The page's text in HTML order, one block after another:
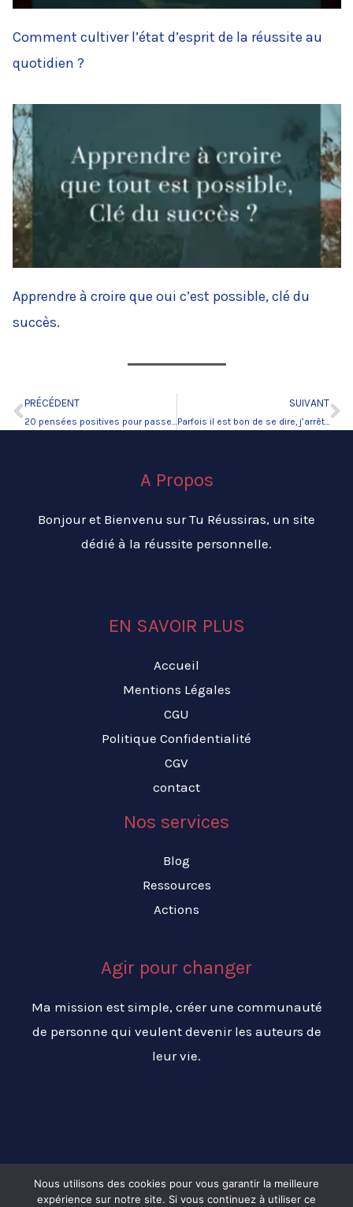
Comment cultiver l’état d’esprit de la réussite au
quotidien ?
Apprendre à croire que oui c’est possible, clé du
succès.
Précédent
PRÉCÉDENT
20 pensées positives pour passer à l’action
SUIVANT
Parfois il est bon de se dire, j’arrête tout et je recommence.
A Propos
Bonjour et Bienvenu sur Tu Réussiras, un site
dédié à la réussite personnelle.
EN SAVOIR PLUS
Accueil
Mentions Légales
CGU
Politique Confidentialité
CGV
contact
Nos services
Blog
Ressources
Actions
Agir pour changer
Ma mission est simple, créer une communauté
de personne qui veulent devenir les auteurs de
leur vie.
Nous utilisons des cookies pour vous garantir la meilleure
expérience sur notre site. Si vous continuez à utiliser ce